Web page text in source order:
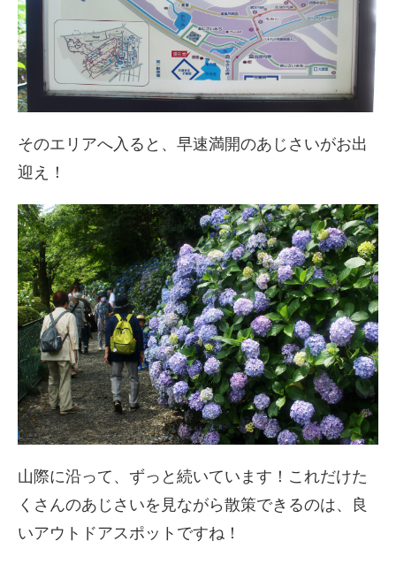
そのエリアへ入ると、早速満開のあじさいがお出
迎え！
山際に沿って、ずっと続いています！これだけた
くさんのあじさいを見ながら散策できるのは、良
いアウトドアスポットですね！